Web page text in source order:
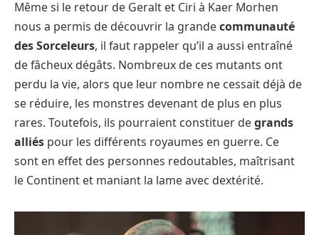
Même si le retour de Geralt et Ciri à Kaer Morhen
nous a permis de découvrir la grandecommunauté
des Sorceleurs, il faut rappeler qu’il a aussi entraîné
de fâcheux dégâts. Nombreux de ces mutants ont
perdu la vie, alors que leur nombre ne cessait déjà de
se réduire, les monstres devenant de plus en plus
rares. Toutefois, ils pourraient constituer degrands
alliés pour les différents royaumes en guerre. Ce
sont en effet des personnes redoutables, maîtrisant
le Continent et maniant la lame avec dextérité.